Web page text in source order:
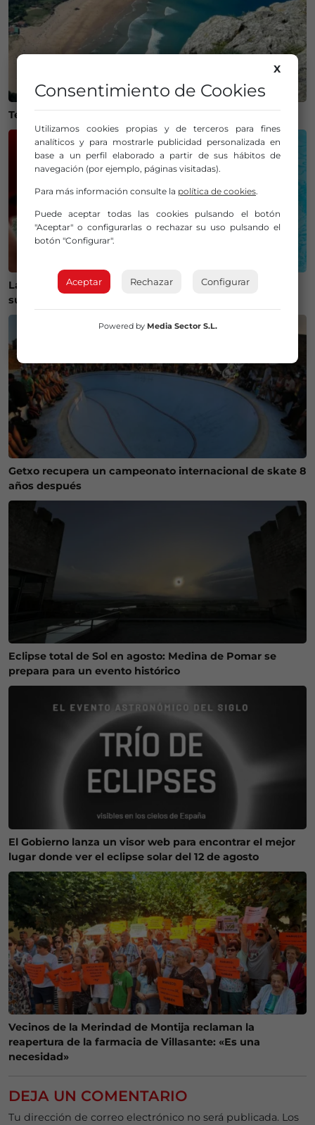
Temperaturas históricas del agua en el Mar Cantábrico
La jugadora del Leioa Waterpolo Izaro Mintegui,
subcampeona del mundo con España
Getxo recupera un campeonato internacional de skate 8
años después
Eclipse total de Sol en agosto: Medina de Pomar se
prepara para un evento histórico
El Gobierno lanza un visor web para encontrar el mejor
lugar donde ver el eclipse solar del 12 de agosto
Vecinos de la Merindad de Montija reclaman la
reapertura de la farmacia de Villasante: «Es una
necesidad»
DEJA UN COMENTARIO
Tu dirección de correo electrónico no será publicada. Los
X
Consentimiento de Cookies
Utilizamos cookies propias y de terceros para fines
analíticos y para mostrarle publicidad personalizada en
base a un perfil elaborado a partir de sus hábitos de
navegación (por ejemplo, páginas visitadas).
Para más información consulte la política de cookies.
Puede aceptar todas las cookies pulsando el botón
"Aceptar" o configurarlas o rechazar su uso pulsando el
botón "Configurar".
Aceptar Rechazar Configurar
Powered by Media Sector S.L.